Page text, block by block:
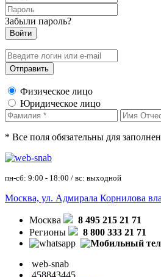
Забыли пароль?
Физическое лицо
Юридическое лицо
* Все поля обязательны для
пн-сб: 9:00 - 18:00 / вс: выходной
Москва, ул. Адмирала Корнилова
Москва
8 495 215 21 71
Регионы
8 800 333 21 71
web-snab
458843445